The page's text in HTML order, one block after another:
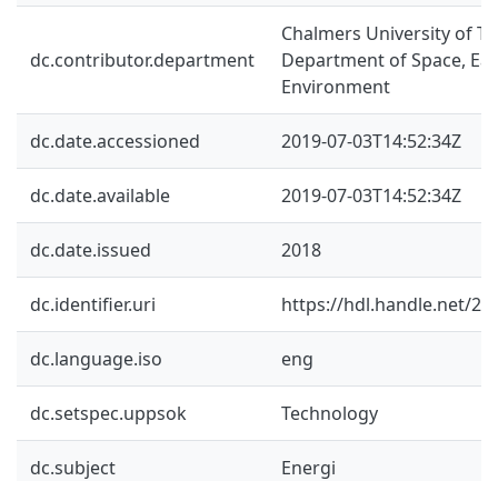
dc.contributor.department
Chalmers University of
Department of Space,
Environment
dc.date.accessioned 2019-07-03T14:52:34Z
dc.date.available 2019-07-03T14:52:34Z
dc.date.issued 2018
dc.identifier.uri https://hdl.handle.net/
dc.language.iso eng
dc.setspec.uppsok Technology
dc.subject Energi